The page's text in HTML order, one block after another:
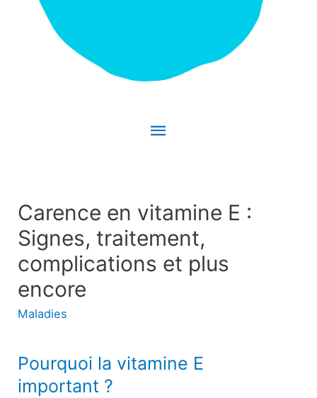
Menu
Carence en vitamine E :
Signes, traitement,
complications et plus
encore
Maladies
Pourquoi la vitamine E
important ?